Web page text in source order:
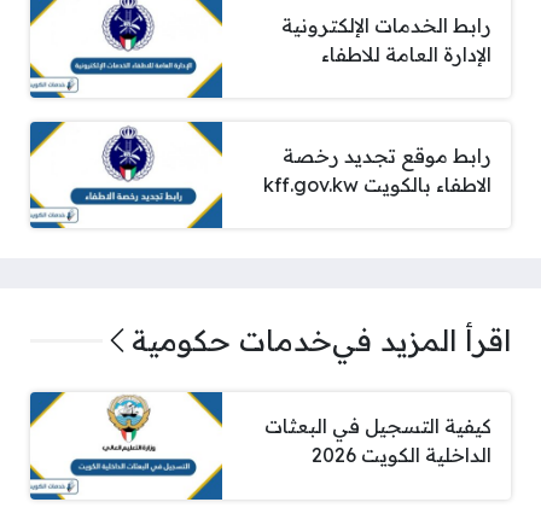
رابط الخدمات الإلكترونية
الإدارة العامة للاطفاء
رابط موقع تجديد رخصة
الاطفاء بالكويت kff.gov.kw
اقرأ المزيد فيخدمات حكومية
كيفية التسجيل في البعثات
الداخلية الكويت 2026